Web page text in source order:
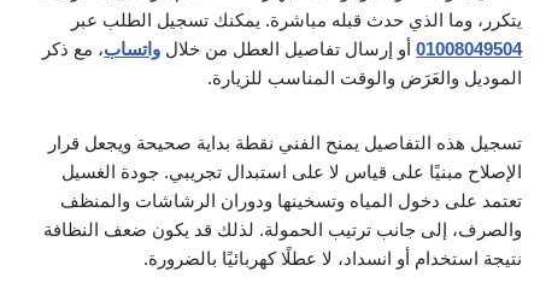
يتكرر، وما الذي حدث قبله مباشرة. يمكنك تسجيل الطلب عبر
01008049504 أو إرسال تفاصيل العطل من خلال واتساب، مع ذكر
الموديل والعَرَض والوقت المناسب للزيارة.
تسجيل هذه التفاصيل يمنح الفني نقطة بداية صحيحة ويجعل قرار
الإصلاح مبنيًا على قياس لا على استبدال تجريبي. جودة الغسيل
تعتمد على دخول المياه وتسخينها ودوران الرشاشات والمنظف
والصرف، إلى جانب ترتيب الحمولة. لذلك قد يكون ضعف النظافة
نتيجة استخدام أو انسداد، لا عطلًا كهربائيًا بالضرورة.